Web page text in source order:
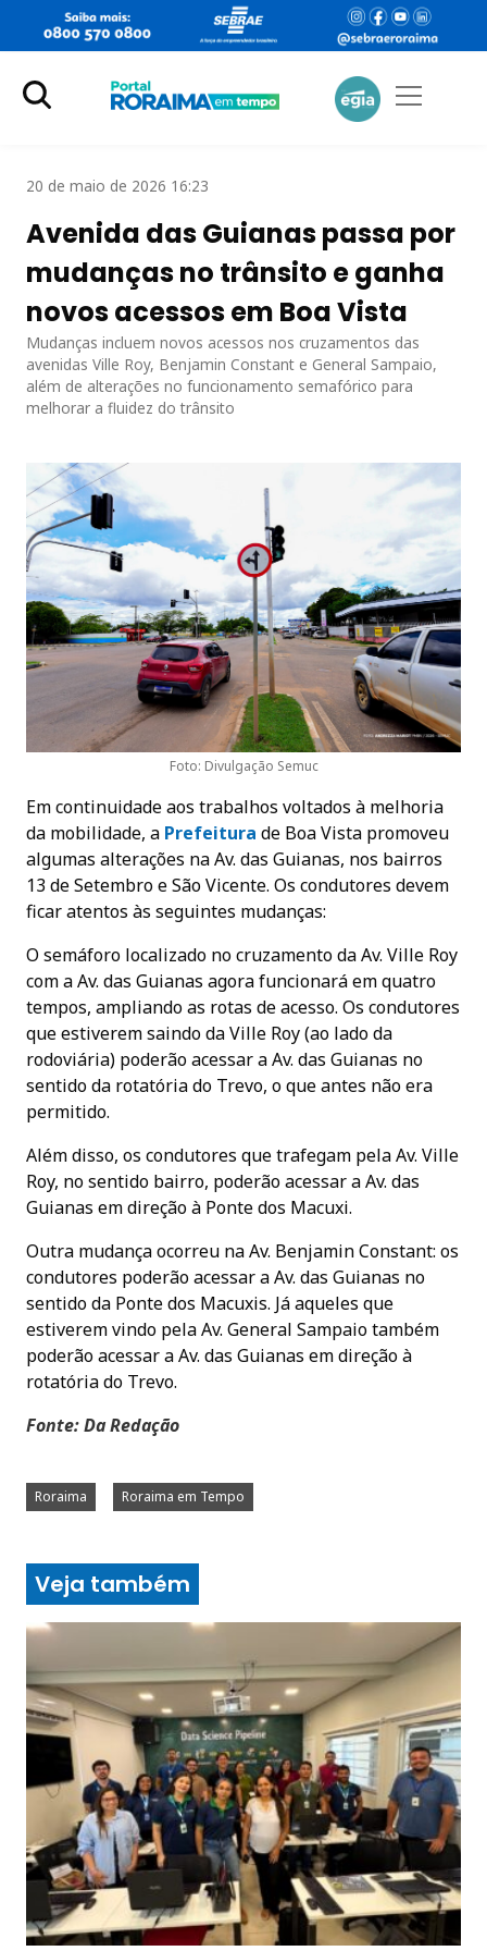
20 de maio de 2026 16:23
Avenida das Guianas passa por
mudanças no trânsito e ganha
novos acessos em Boa Vista
Mudanças incluem novos acessos nos cruzamentos das
avenidas Ville Roy, Benjamin Constant e General Sampaio,
além de alterações no funcionamento semafórico para
melhorar a fluidez do trânsito
Foto: Divulgação Semuc
Em continuidade aos trabalhos voltados à melhoria
da mobilidade, a Prefeitura de Boa Vista promoveu
algumas alterações na Av. das Guianas, nos bairros
13 de Setembro e São Vicente. Os condutores devem
ficar atentos às seguintes mudanças:
O semáforo localizado no cruzamento da Av. Ville Roy
com a Av. das Guianas agora funcionará em quatro
tempos, ampliando as rotas de acesso. Os condutores
que estiverem saindo da Ville Roy (ao lado da
rodoviária) poderão acessar a Av. das Guianas no
sentido da rotatória do Trevo, o que antes não era
permitido.
Além disso, os condutores que trafegam pela Av. Ville
Roy, no sentido bairro, poderão acessar a Av. das
Guianas em direção à Ponte dos Macuxi.
Outra mudança ocorreu na Av. Benjamin Constant: os
condutores poderão acessar a Av. das Guianas no
sentido da Ponte dos Macuxis. Já aqueles que
estiverem vindo pela Av. General Sampaio também
poderão acessar a Av. das Guianas em direção à
rotatória do Trevo.
Fonte: Da Redação
Roraima Roraima em Tempo
Veja também